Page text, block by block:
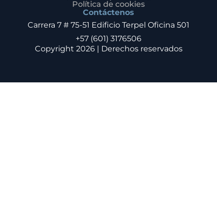
Política de cookies
Contáctenos
Carrera 7 # 75-51 Edificio Terpel Oficina 501
+57 (601) 3176506
Copyright 2026 | Derechos reservados